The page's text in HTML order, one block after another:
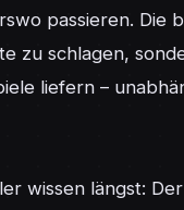
passieren. Die
zu schlagen,
liefern –
wissen längst: